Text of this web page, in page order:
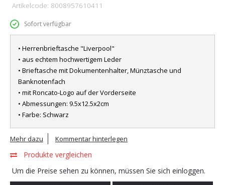
Artikelcode: 8008957610411
Sofort verfügbar
• Herrenbrieftasche "Liverpool"
• aus echtem hochwertigem Leder
• Brieftasche mit Dokumentenhalter, Münztasche und
Banknotenfach
• mit Roncato-Logo auf der Vorderseite
• Abmessungen: 9.5x12.5x2cm
• Farbe: Schwarz
Mehr dazu Kommentar hinterlegen
Produkte vergleichen
Um die Preise sehen zu können, müssen Sie sich einloggen.